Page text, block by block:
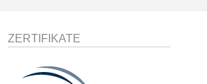
ZERTIFIKATE